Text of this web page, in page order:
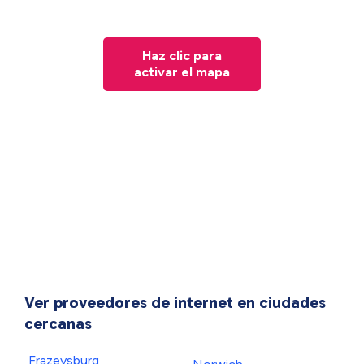
Haz clic para
activar el mapa
Ver proveedores de internet en ciudades
cercanas
Frazeysburg